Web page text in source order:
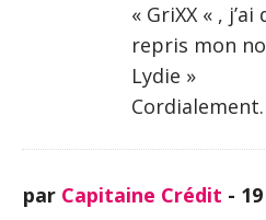
« GriXX « ,
repris mon
Lydie »
Cordialement.
par Capitaine Crédit -